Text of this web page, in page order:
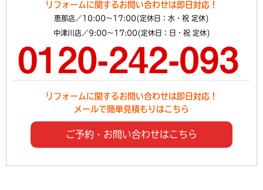
リフォームに関するお問い合わせは即日対応！
恵那店／10:00～17:00(定休日：水・祝 定休)
中津川店／9:00～17:00(定休日：日・祝 定休)
リフォームに関するお問い合わせは即日対応！
メールで簡単見積もりはこちら
ご予約・お問い合わせはこちら